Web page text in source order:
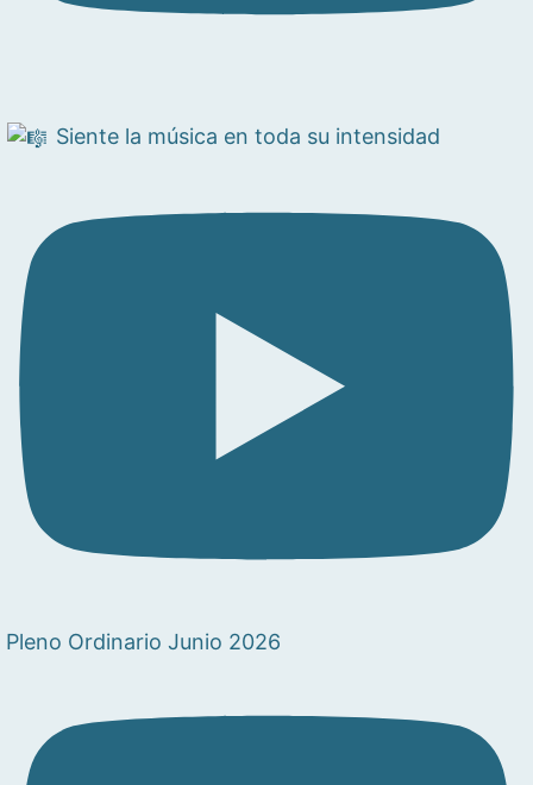
Siente la música en toda su intensidad
Pleno Ordinario Junio 2026